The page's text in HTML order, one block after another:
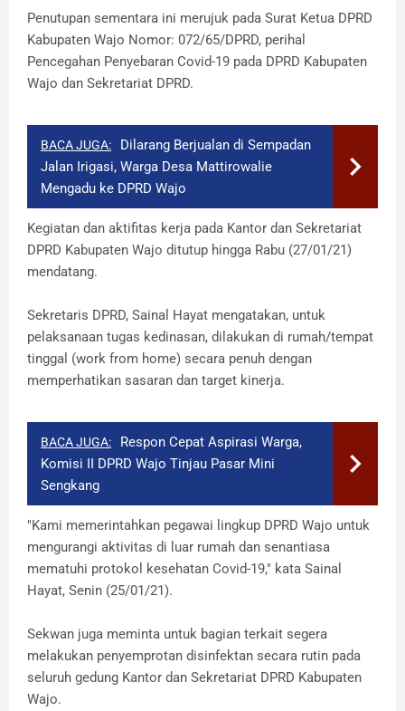
Penutupan sementara ini merujuk pada Surat Ketua DPRD
Kabupaten Wajo Nomor: 072/65/DPRD, perihal
Pencegahan Penyebaran Covid-19 pada DPRD Kabupaten
Wajo dan Sekretariat DPRD.
BACA JUGA:
Dilarang Berjualan di Sempadan
Jalan Irigasi, Warga Desa Mattirowalie
Mengadu ke DPRD Wajo
Kegiatan dan aktifitas kerja pada Kantor dan Sekretariat
DPRD Kabupaten Wajo ditutup hingga Rabu (27/01/21)
mendatang.
Sekretaris DPRD, Sainal Hayat mengatakan, untuk
pelaksanaan tugas kedinasan, dilakukan di rumah/tempat
tinggal (work from home) secara penuh dengan
memperhatikan sasaran dan target kinerja.
BACA JUGA:
Respon Cepat Aspirasi Warga,
Komisi II DPRD Wajo Tinjau Pasar Mini
Sengkang
"Kami memerintahkan pegawai lingkup DPRD Wajo untuk
mengurangi aktivitas di luar rumah dan senantiasa
mematuhi protokol kesehatan Covid-19," kata Sainal
Hayat, Senin (25/01/21).
Sekwan juga meminta untuk bagian terkait segera
melakukan penyemprotan disinfektan secara rutin pada
seluruh gedung Kantor dan Sekretariat DPRD Kabupaten
Wajo.